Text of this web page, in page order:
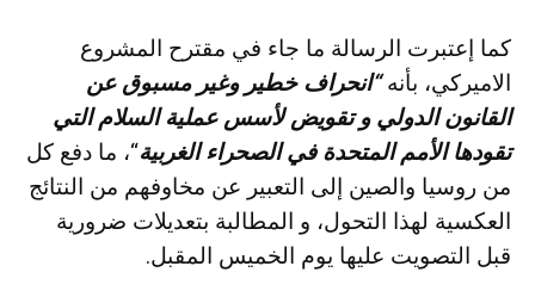
كما إعتبرت الرسالة ما جاء في مقترح المشروع
الاميركي، بأنه“انحراف خطير وغير مسبوق عن
القانون الدولي و تقويض لأسس عملية السلام التي
تقودها الأمم المتحدة في الصحراء الغربية“، ما دفع كل
من روسيا والصين إلى التعبير عن مخاوفهم من النتائج
العكسية لهذا التحول، و المطالبة بتعديلات ضرورية
قبل التصويت عليها يوم الخميس المقبل.